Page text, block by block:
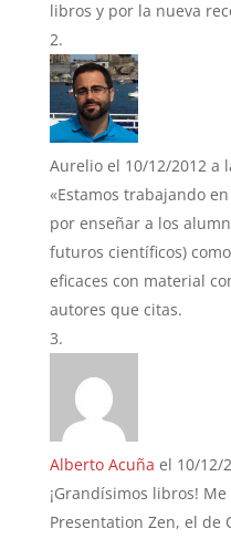
libros y por la nueva
Aurelio el 10/12/2012 a
«Estamos trabajando
por enseñar a los
futuros científicos)
eficaces con material
autores que citas.
Alberto Acuña el 10/12/
¡Grandísimos libros!
Presentation Zen, el de